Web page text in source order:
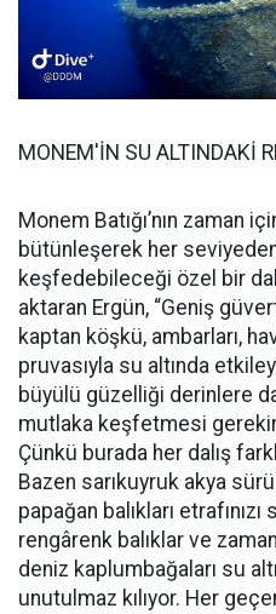
MONEM'İN SU ALTINDAKİ
Monem Batığı’nın zaman
bütünleşerek her seviyeden
keşfedebileceği özel bir
aktaran Ergün, “Geniş
kaptan köşkü, ambarları,
pruvasıyla su altında
büyülü güzelliği derinlere
mutlaka keşfetmesi
Çünkü burada her dalış
Bazen sarıkuyruk akya
papağan balıkları
rengârenk balıklar ve
deniz kaplumbağaları su
unutulmaz kılıyor. Her